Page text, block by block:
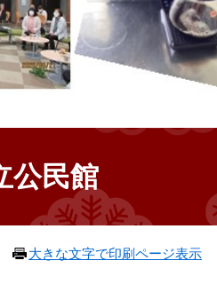
公民館
大きな文字で印刷ページ表示